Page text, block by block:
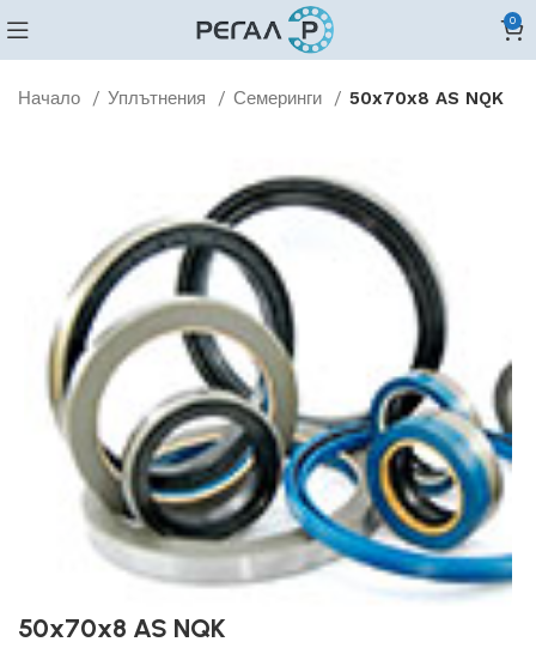
0
Начало Уплътнения Семеринги 50x70x8 AS NQK
50x70x8 AS NQK